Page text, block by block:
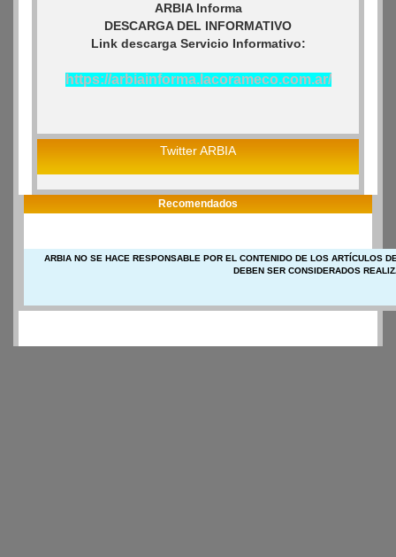
ARBIA Informa
DESCARGA DEL INFORMATIVO
Link descarga Servicio Informativo:
https://arbiainforma.lacorameco.com.ar/
Twitter ARBIA
Recomendados
ARBIA NO SE HACE RESPONSABLE POR EL CONTENIDO DE LOS ARTÍCULOS
DEBEN SER CONSIDERADOS